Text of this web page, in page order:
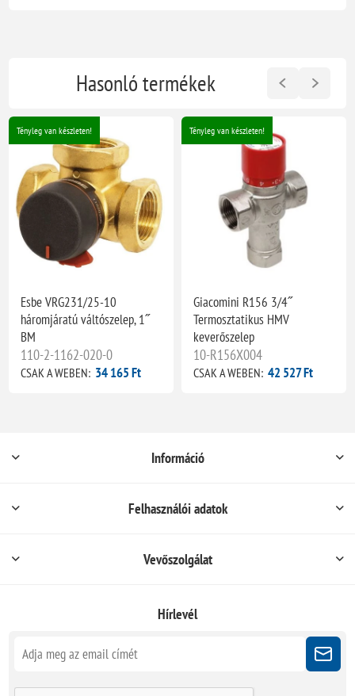
Hasonló termékek
Tényleg van készleten!
Esbe VRG231/25-10
háromjáratú váltószelep, 1˝
BM
110-2-1162-020-0
CSAK A WEBEN: 34 165 Ft
Tényleg van készleten!
Giacomini R156 3/4˝
Termosztatikus HMV
keverőszelep
10-R156X004
CSAK A WEBEN: 42 527 Ft
Információ
Felhasználói adatok
Vevőszolgálat
Hírlevél